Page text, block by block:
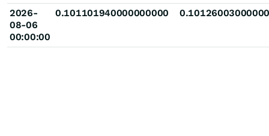
2026-
08-06
00:00:00
0.101101940000000000